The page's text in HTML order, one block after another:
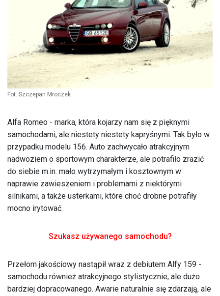
Fot. Szczepan Mroczek
Alfa Romeo - marka, która kojarzy nam się z pięknymi
samochodami, ale niestety niestety kapryśnymi. Tak było w
przypadku modelu 156. Auto zachwycało atrakcyjnym
nadwoziem o sportowym charakterze, ale potrafiło zrazić
do siebie m.in. mało wytrzymałym i kosztownym w
naprawie zawieszeniem i problemami z niektórymi
silnikami, a także usterkami, które choć drobne potrafiły
mocno irytować.
Szukasz używanego samochodu?
Przełom jakościowy nastąpił wraz z debiutem Alfy 159 -
samochodu również atrakcyjnego stylistycznie, ale dużo
bardziej dopracowanego. Awarie naturalnie się zdarzają, ale